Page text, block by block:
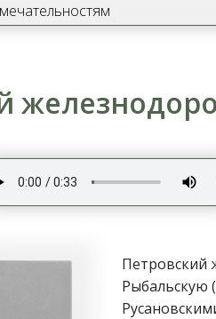
Петровский
Рыбальскую